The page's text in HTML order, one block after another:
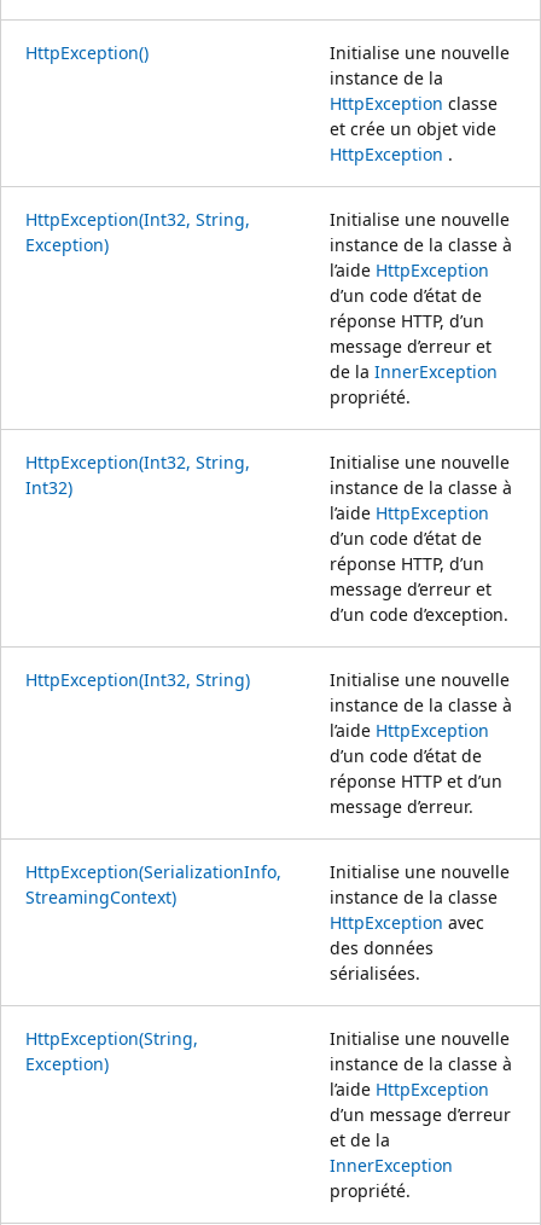
HttpException()
Initialise une nouvelle
instance de la
HttpException classe
et crée un objet vide
HttpException .
HttpException(Int32, String,
Exception)
Initialise une nouvelle
instance de la classe à
l’aide HttpException
d’un code d’état de
réponse HTTP, d’un
message d’erreur et
de la InnerException
propriété.
HttpException(Int32, String,
Int32)
Initialise une nouvelle
instance de la classe à
l’aide HttpException
d’un code d’état de
réponse HTTP, d’un
message d’erreur et
d’un code d’exception.
HttpException(Int32, String)
Initialise une nouvelle
instance de la classe à
l’aide HttpException
d’un code d’état de
réponse HTTP et d’un
message d’erreur.
HttpException(SerializationInfo,
StreamingContext)
Initialise une nouvelle
instance de la classe
HttpException avec
des données
sérialisées.
HttpException(String,
Exception)
Initialise une nouvelle
instance de la classe à
l’aide HttpException
d’un message d’erreur
et de la
InnerException
propriété.